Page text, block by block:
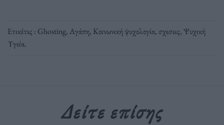
Ετικέτες : Ghosting,Αγάπη, Κοινωνική ψυχολογία,σχεσεις,Ψυχική
Υγεία.
Δείτε επίσης